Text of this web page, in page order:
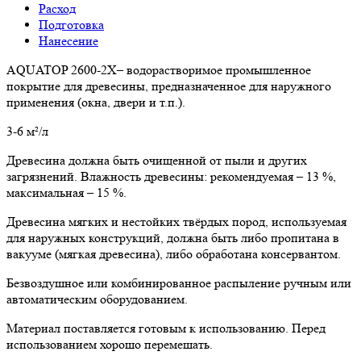
Расход
Подготовка
Нанесение
AQUATOP 2600-2X– водорастворимое промышленное
покрытие для древесины, предназначенное для наружного
применения (окна, двери и т.п.).
3-6 м²/л
Древесина должна быть очищенной от пыли и других
загрязнений. Влажность древесины: рекомендуемая – 13 %,
максимальная – 15 %.
Древесина мягких и нестойких твёрдых пород, используемая
для наружных конструкций, должна быть либо пропитана в
вакууме (мягкая древесина), либо обработана консервантом.
Безвоздушное или комбинированное распыление ручным или
автоматическим оборудованием.
Материал поставляется готовым к использованию. Перед
использованием хорошо перемешать.